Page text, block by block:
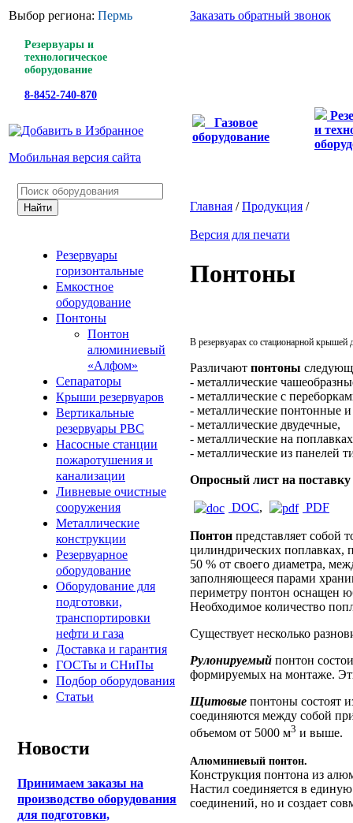
Выбор региона: Пермь
Резервуары и
технологическое
оборудование
8-8452-740-870
Мобильная версия сайта
Заказать обратный звонок
Газовое
оборудование
и
Резервуары
горизонтальные
Емкостное
оборудование
Понтоны
Понтон
алюминиевый
«Алфом»
Сепараторы
Крыши резервуаров
Вертикальные
резервуары РВС
Насосные станции
пожаротушения и
канализации
Ливневые очистные
сооружения
Металлические
конструкции
Резервуарное
оборудование
Оборудование для
подготовки,
транспортировки
нефти и газа
Доставка и гарантия
ГОСТы и СНиПы
Подбор оборудования
Статьи
Новости
Принимаем заказы на
производство оборудования
для подготовки,
Главная /Продукция /
Версия для печати
Понтоны
В резервуарах со стационарной
Различают понтоны
- металлические
- металлические с
- металлические понтонные
- металлические двудечные,
- металлические на
- металлические из панелей
Опросный лист на поставку
DOC, PDF
Понтон представляет собой
цилиндрических поплавках,
50 % от своего диаметра,
заполняющееся парами
периметру понтон оснащен
Необходимое количество
Существует несколько
Рулонируемый понтон
формируемых на монтаже.
Щитовые понтоны состоят
соединяются между собой
объемом от 5000 м3 и выше.
Алюминиевый понтон.
Конструкция понтона из
Настил соединяется в
соединений, но и создает